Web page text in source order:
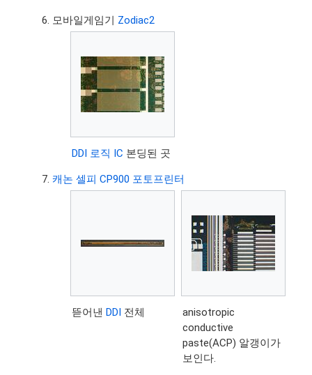
모바일게임기 Zodiac2
DDI 로직 IC 본딩된 곳
캐논 셀피 CP900 포토프린터
뜯어낸DDI 전체
anisotropic
conductive
paste(ACP) 알갱이가
보인다.